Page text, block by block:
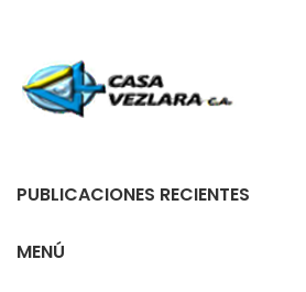
PUBLICACIONES RECIENTES
MENÚ